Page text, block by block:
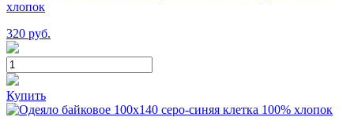
хлопок
320 руб.
Купить